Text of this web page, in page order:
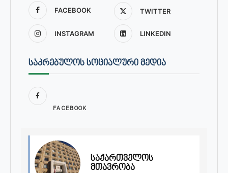
FACEBOOK TWITTER
INSTAGRAM LINKEDIN
ᲡᲐᲙᲠᲔᲑᲣᲚᲝᲡ ᲡᲝᲪᲘᲐᲚᲣᲠᲘ ᲛᲔᲓᲘᲐ
FACEBOOK
საქართველოს
მთავრობა